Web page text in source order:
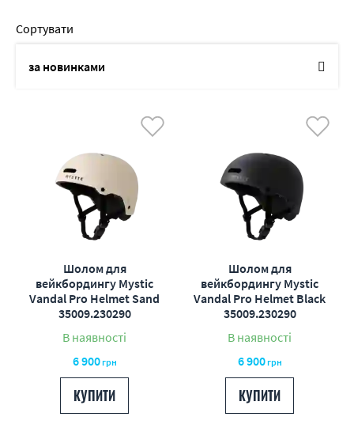
Сортувати
за новинками
від дешевих до дорогих
від дорогих до дешевих
по наявності
по акціям
Шолом для
вейкбордингу Mystic
Vandal Pro Helmet Sand
35009.230290
В наявності
6 900грн
КУПИТИ
Шолом для
вейкбордингу Mystic
Vandal Pro Helmet Black
35009.230290
В наявності
6 900грн
КУПИТИ